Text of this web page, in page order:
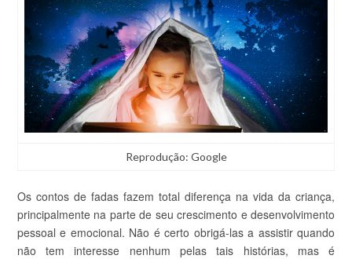
Reprodução: Google
Os contos de fadas fazem total diferença na vida da criança,
principalmente na parte de seu crescimento e desenvolvimento
pessoal e emocional. Não é certo obrigá-las a assistir quando
não tem interesse nenhum pelas tais histórias, mas é